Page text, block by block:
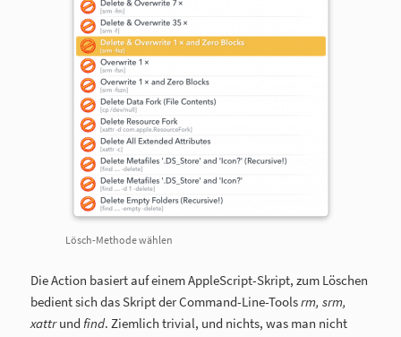
Lösch-Methode wählen
Die Action basiert auf einem AppleScript-Skript, zum Löschen
bedient sich das Skript der Command-Line-Toolsrm, srm,
xattrundfind. Ziemlich trivial, und nichts, was man nicht